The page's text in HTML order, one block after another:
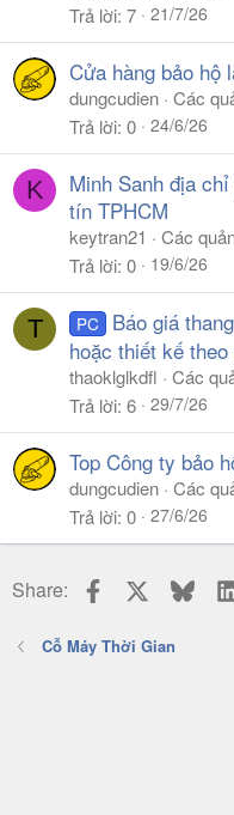
Trả lời 7 21/7/26
Cửa hàng bảo hộ
dungcudien Các
Trả lời 0 24/6/26
K
Minh Sanh địa
tín TPHCM
keytran21
Các
Trả lời 0 19/6/26
T PC
Báo giá
hoặc thiết kế
thaoklglkdfl
Các
Trả lời 6 29/7/26
Top Công ty bảo
dungcudien Các
Trả lời 0 27/6/26
Share: Facebook
Cỗ Máy Thời Gian